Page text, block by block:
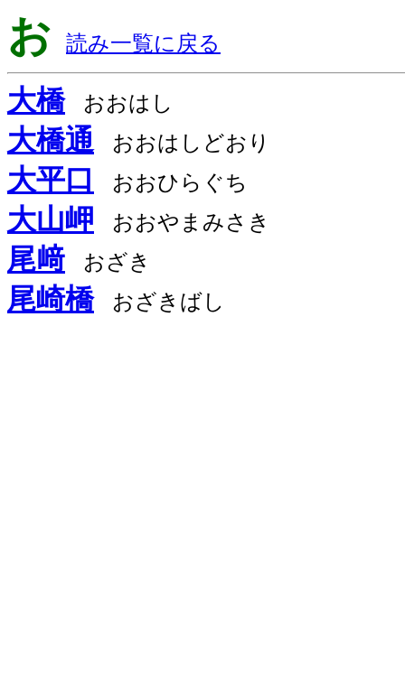
お 読み一覧に戻る
大橋 おおはし
大橋通 おおはしどおり
大平口 おおひらぐち
大山岬 おおやまみさき
尾﨑 おざき
尾崎橋 おざきばし